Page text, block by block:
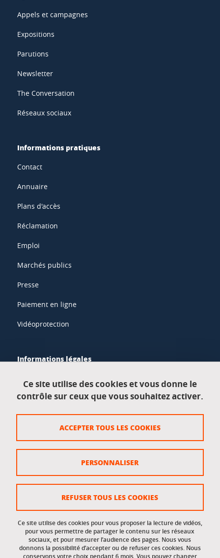
Appels et campagnes
Expositions
Parutions
Newsletter
The Conversation
Réseaux sociaux
Informations pratiques
Contact
Annuaire
Plans d'accès
Réclamation
Emploi
Marchés publics
Presse
Paiement en ligne
Vidéoprotection
Informations légales
Données personnelles
Crédits
Gestion des cookies
Accessibilité : non conforme
Accès réservés
Intranet des étudiants et des personnels
Ce site utilise des cookies et vous donne le
contrôle sur ceux que vous souhaitez activer.
Ce site utilise des cookies pour vous proposer la lecture de vidéos,
pour vous permettre de partager le contenu sur les réseaux
sociaux, et pour mesurer l’audience des pages. Nous vous
donnons la possibilité d’accepter ou de refuser ces cookies. Nous
conservons votre choix pendant 6 mois. Vous pouvez changer
ACCEPTER TOUS LES COOKIES
REFUSER TOUS LES COOKIES
PERSONNALISER